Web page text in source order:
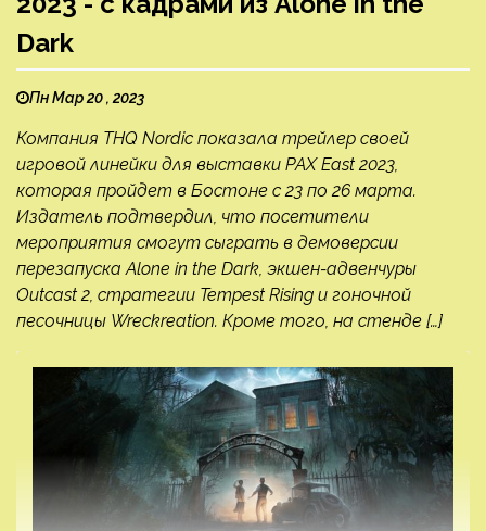
Dark
Пн Мар 20 , 2023
Компания THQ Nordic показала трейлер своей
игровой линейки для выставки PAX East 2023,
которая пройдет в Бостоне с 23 по 26 марта.
Издатель подтвердил, что посетители
мероприятия смогут сыграть в демоверсии
перезапуска Alone in the Dark, экшен-адвенчуры
Outcast 2, стратегии Tempest Rising и гоночной
песочницы Wreckreation. Кроме того, на стенде […]